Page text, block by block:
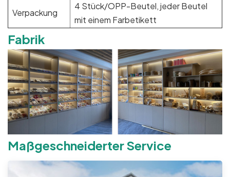
Verpackung
4 Stück/OPP-Beutel, jeder Beutel
mit einem Farbetikett
Fabrik
Maßgeschneiderter Service